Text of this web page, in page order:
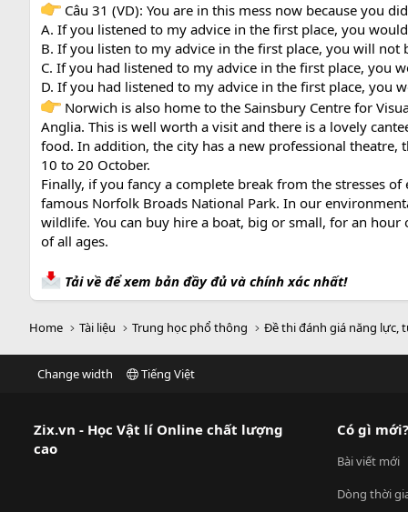
Câu 31 (VD): You are in this mess now because you
A. If you listened to my advice in the first place, you
B. If you listen to my advice in the first place, you will not
C. If you had listened to my advice in the first place, you
D. If you had listened to my advice in the first place, you
Norwich is also home to the Sainsbury Centre for
Anglia. This is well worth a visit and there is a lovely
food. In addition, the city has a new professional theatre,
10 to 20 October.
Finally, if you fancy a complete break from the stresses
famous Norfolk Broads National Park. In our
wildlife. You can buy hire a boat, big or small, for an
of all ages.
Tải về để xem bản đầy đủ và chính xác nhất!
Home Tài liệu Trung học phổ thông Đề thi đánh giá năng lực,
Change width Tiếng Việt
Zix.vn - Học Vật lí Online chất lượng
cao
Có gì mới?
Bài viết mới
Dòng thời